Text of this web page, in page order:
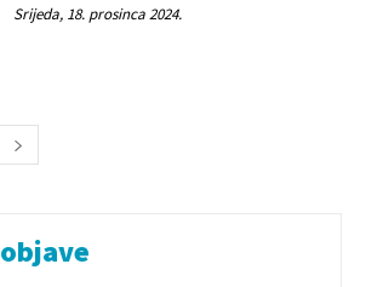
Srijeda, 18. prosinca 2024.